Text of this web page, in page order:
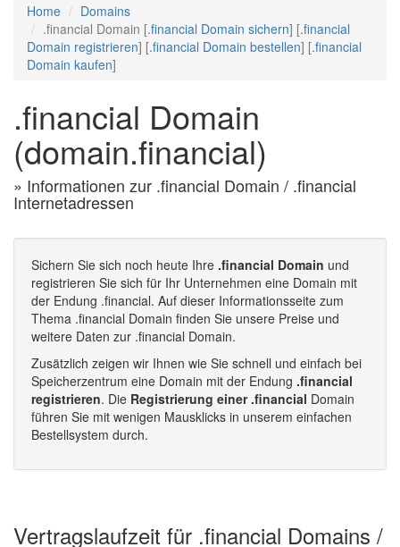
Home
Domains
.financial Domain [.financial Domain sichern] [.financial
Domain registrieren] [.financial Domain bestellen] [.financial
Domain kaufen]
.financial Domain
(domain.financial)
» Informationen zur .financial Domain / .financial
Internetadressen
Sichern Sie sich noch heute Ihre .financial Domain und
registrieren Sie sich für Ihr Unternehmen eine Domain mit
der Endung .financial. Auf dieser Informationsseite zum
Thema .financial Domain finden Sie unsere Preise und
weitere Daten zur .financial Domain.
Zusätzlich zeigen wir Ihnen wie Sie schnell und einfach bei
Speicherzentrum eine Domain mit der Endung .financial
registrieren. Die Registrierung einer .financial Domain
führen Sie mit wenigen Mausklicks in unserem einfachen
Bestellsystem durch.
Vertragslaufzeit für .financial Domains /